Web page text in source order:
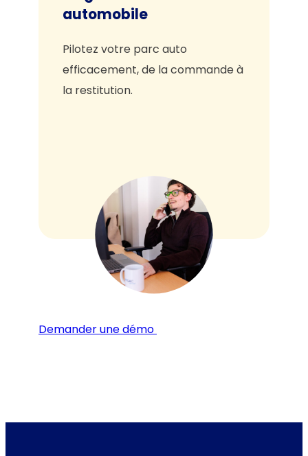
automobile
Pilotez votre parc auto
efficacement, de la commande à
la restitution.
Demander une démo